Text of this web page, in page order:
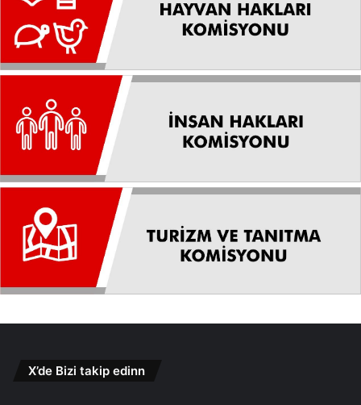
X’de Bizi takip edinn